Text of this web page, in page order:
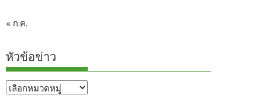
« ก.ค.
หัวข้อข่าว
หัวข้อ